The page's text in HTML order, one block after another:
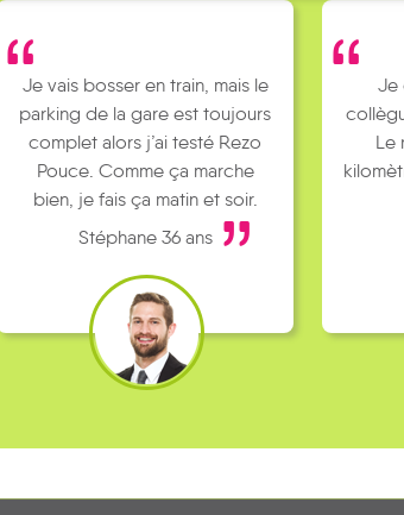
Je vais bosser en train, mais le
parking de la gare est toujours
complet alors j’ai testé Rezo
Pouce. Comme ça marche
bien, je fais ça matin et soir.
Stéphane 36 ans
Je
Le